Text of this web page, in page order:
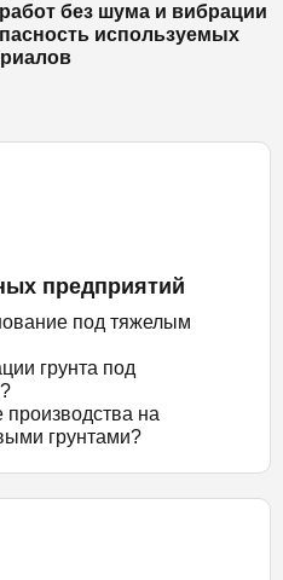
без шума и вибрации
используемых
предприятий
под тяжелым
грунта под
на
грунтами?